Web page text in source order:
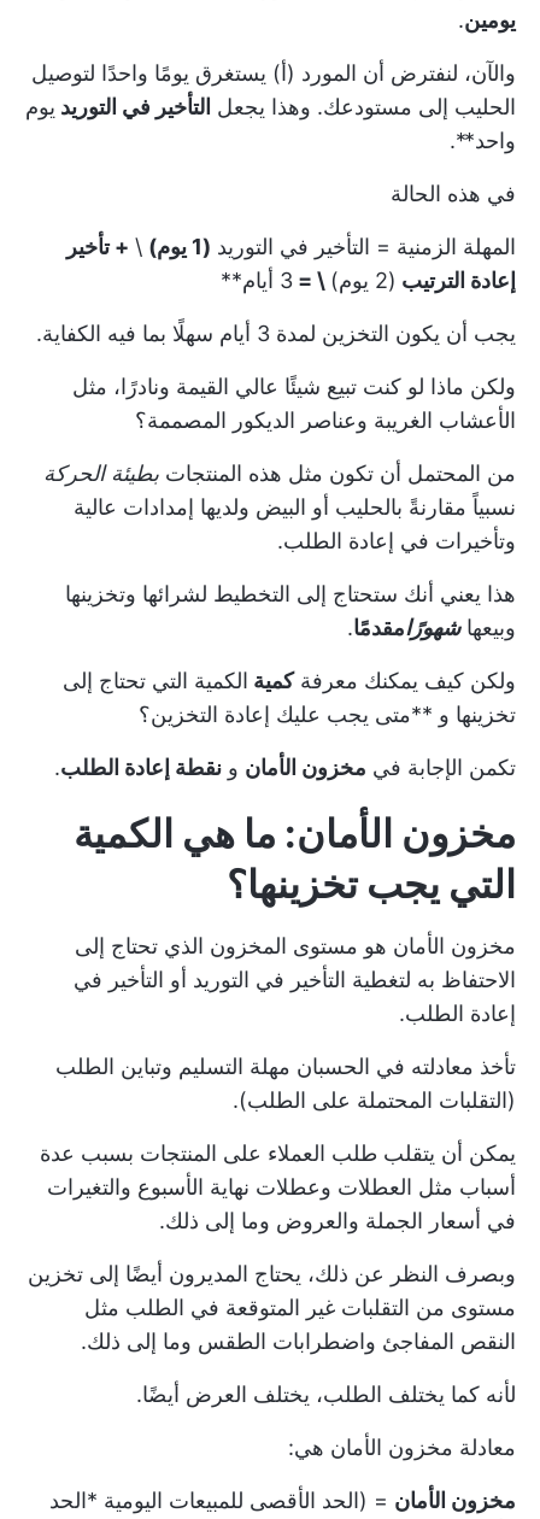
يومين.
والآن، لنفترض أن المورد (أ) يستغرق يومًا واحدًا لتوصيل
الحليب إلى مستودعك. وهذا يجعل التأخير في التوريد يوم
واحد**.
في هذه الحالة
المهلة الزمنية = التأخير في التوريد (1 يوم) \ + تأخير
إعادة الترتيب (2 يوم) \ = 3 أيام**
يجب أن يكون التخزين لمدة 3 أيام سهلًا بما فيه الكفاية.
ولكن ماذا لو كنت تبيع شيئًا عالي القيمة ونادرًا، مثل
الأعشاب الغريبة وعناصر الديكور المصممة؟
من المحتمل أن تكون مثل هذه المنتجات بطيئة الحركة
نسبياً مقارنةً بالحليب أو البيض ولديها إمدادات عالية
وتأخيرات في إعادة الطلب.
هذا يعني أنك ستحتاج إلى التخطيط لشرائها وتخزينها
وبيعهاشهورًامقدمًا.
ولكن كيف يمكنك معرفةكمية الكمية التي تحتاج إلى
تخزينها و **متى يجب عليك إعادة التخزين؟
تكمن الإجابة في مخزون الأمان و نقطة إعادة الطلب.
مخزون الأمان: ما هي الكمية
التي يجب تخزينها؟
مخزون الأمان هو مستوى المخزون الذي تحتاج إلى
الاحتفاظ به لتغطية التأخير في التوريد أو التأخير في
إعادة الطلب.
تأخذ معادلته في الحسبان مهلة التسليم وتباين الطلب
(التقلبات المحتملة على الطلب).
يمكن أن يتقلب طلب العملاء على المنتجات بسبب عدة
أسباب مثل العطلات وعطلات نهاية الأسبوع والتغيرات
في أسعار الجملة والعروض وما إلى ذلك.
وبصرف النظر عن ذلك، يحتاج المديرون أيضًا إلى تخزين
مستوى من التقلبات غير المتوقعة في الطلب مثل
النقص المفاجئ واضطرابات الطقس وما إلى ذلك.
لأنه كما يختلف الطلب، يختلف العرض أيضًا.
معادلة مخزون الأمان هي:
مخزون الأمان = (الحد الأقصى للمبيعات اليومية *الحد